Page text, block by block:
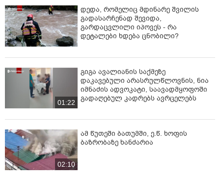
დედა, რომელიც მდინარე შვილის
გადასარჩენად შევიდა,
გარდაცვლილი იპოვეს - რა
დეტალები ხდება ცნობილი?
01:22
გიგა ავალიანის საქმეზე
დაკავებული არასრულწლოვნის, ნია
იმნაძის ადვოკატი, საავადმყოფოში
გადაღებულ კადრებს ავრცელებს
02:10
ამ წუთეში ბათუმში, ე.წ. ხოფის
ბაზრობაზე ხანძარია